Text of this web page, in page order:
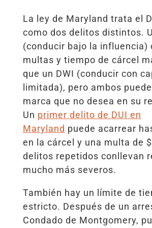
La ley de Maryland trata el
como dos delitos distintos.
(conducir bajo la influencia)
multas y tiempo de cárcel
que un DWI (conducir con
limitada), pero ambos
marca que no desea en su
Un primer delito de DUI en
Maryland puede acarrear
en la cárcel y una multa de
delitos repetidos conllevan
mucho más severos.
También hay un límite de
estricto. Después de un
Condado de Montgomery,